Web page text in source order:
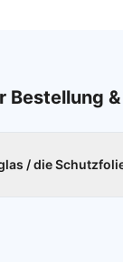
Bestellung
/ die